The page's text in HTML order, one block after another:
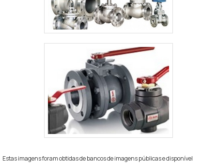
Estas imagens foram obtidas de bancos de imagens públicas e disponível